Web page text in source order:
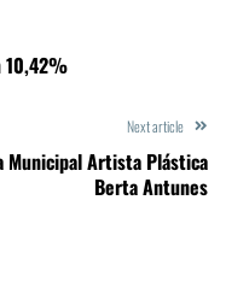
10,42%
Next article
Municipal Artista Plástica
Berta Antunes